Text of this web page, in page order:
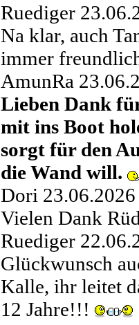
Ruediger
Na klar, auch
immer
AmunRa
Lieben Dank
mit ins Boot
sorgt für den
die Wand will.
Dori
Vielen Dank
Ruediger
Glückwunsch
Kalle, ihr leitet
12 Jahre!!!